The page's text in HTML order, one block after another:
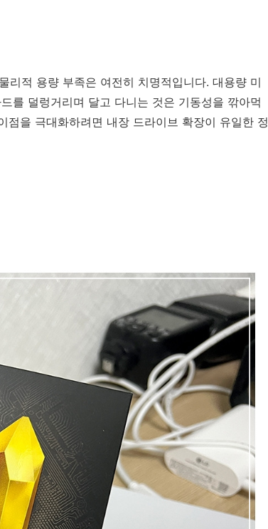
리적 용량 부족은 여전히 치명적입니다. 대용량 미
를 덜렁거리며 달고 다니는 것은 기동성을 깎아먹
을 극대화하려면 내장 드라이브 확장이 유일한 정